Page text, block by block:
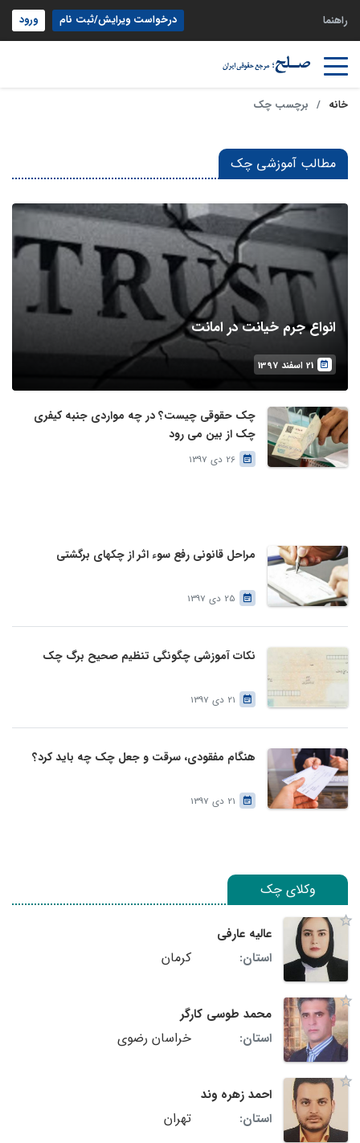
راهنما درخواست ویرایش/ثبت نام ورود
خانه برچسب چک
مطالب آموزشی چک
انواع جرم خیانت در امانت
21 اسفند 1397
چک حقوقی چیست؟ در چه مواردی جنبه کیفری
چک از بین می رود
26 دی 1397
مراحل قانونی رفع سوء اثر از چک­های برگشتی
25 دی 1397
نکات آموزشی چگونگی تنظیم صحیح برگ چک
21 دی 1397
هنگام مفقودی، سرقت و جعل چک چه باید کرد؟
21 دی 1397
وکلای چک
عالیه عارفی
استان:
کرمان
محمد طوسی کارگر
استان:
خراسان رضوی
احمد زهره وند
استان:
تهران